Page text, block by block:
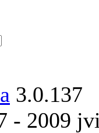
3.0.137
- 2009